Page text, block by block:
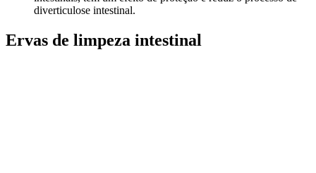
diverticulose intestinal.
Ervas de limpeza intestinal